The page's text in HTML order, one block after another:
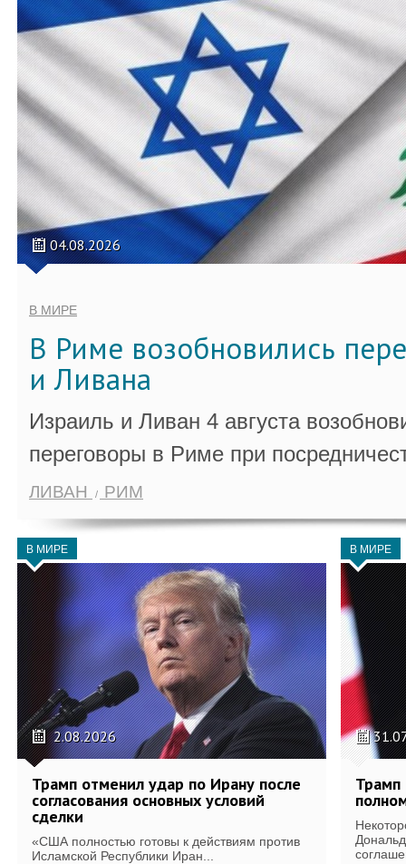
04.08.2026
В МИРЕ
В Риме возобновились
и Ливана
Израиль и Ливан 4 августа
переговоры в Риме при
ЛИВАН РИМ
В МИРЕ
2.08.2026
Трамп отменил удар по Ирану после
согласования основных условий
сделки
«США полностью готовы к действиям против
Исламской Республики Иран...
В МИРЕ
Трамп